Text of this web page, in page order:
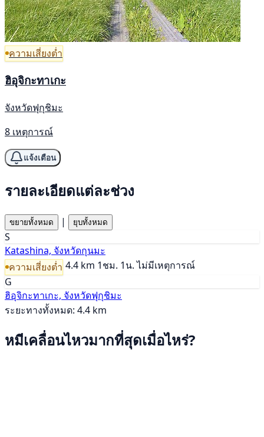
ความเสี่ยงต่ำ
ฮิอุจิกะทาเกะ
จังหวัดฟุกุชิมะ
8 เหตุการณ์
แจ้งเตือน
รายละเอียดแต่ละช่วง
ขยายทั้งหมด | ยุบทั้งหมด
S
Katashina, จังหวัดกุนมะ
ความเสี่ยงต่ำ 4.4 km 1ชม. 1น. ไม่มีเหตุการณ์
G
ฮิอุจิกะทาเกะ, จังหวัดฟุกุชิมะ
ระยะทางทั้งหมด: 4.4 km
หมีเคลื่อนไหวมากที่สุดเมื่อไหร่?